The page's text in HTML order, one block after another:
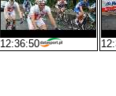
12:36:50